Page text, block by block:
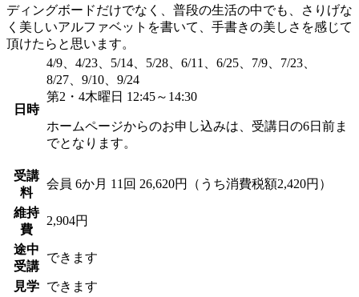
ディングボードだけでなく、普段の生活の中でも、さりげな
く美しいアルファベットを書いて、手書きの美しさを感じて
頂けたらと思います。
日時
4/9、4/23、5/14、5/28、6/11、6/25、7/9、7/23、
8/27、9/10、9/24
第2・4木曜日 12:45～14:30
ホームページからのお申し込みは、受講日の6日前ま
でとなります。
受講
料
会員 6か月 11回 26,620円（うち消費税額2,420円）
維持
費
2,904円
途中
受講
できます
見学 できます